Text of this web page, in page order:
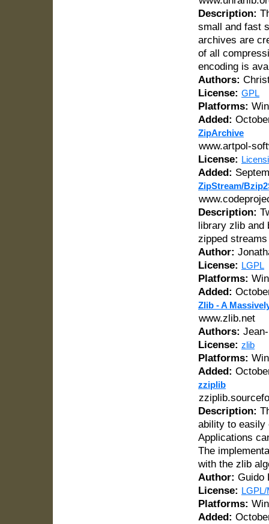
Description:
small and fast
archives are
of all
encoding is
Authors:
License: GPL
Platforms:
Added:
ZipArchive
www.artpol-
License:
Added:
ZipStream/
Description:
library zlib
zipped
Author:
License: LGPL
Platforms:
Added:
Zlib - A
www.zlib.net
Authors:
License: zlib
Platforms:
Added:
zziplib
Description:
ability to easily
Applications
The
with the zlib
Author: Guido
License: LGPL/
Platforms:
Added: